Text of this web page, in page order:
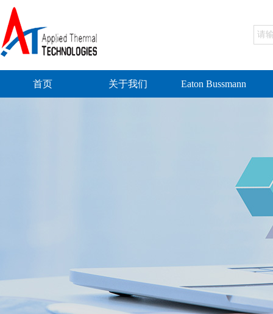
首页 关于我们 Eaton Bussmann